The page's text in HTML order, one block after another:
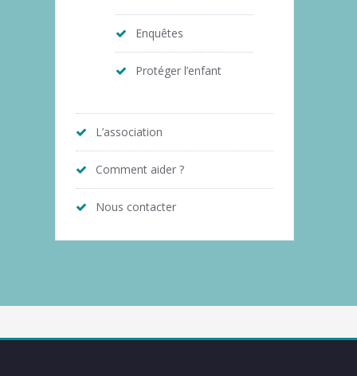
Enquêtes
Protéger l’enfant
L’association
Comment aider ?
Nous contacter